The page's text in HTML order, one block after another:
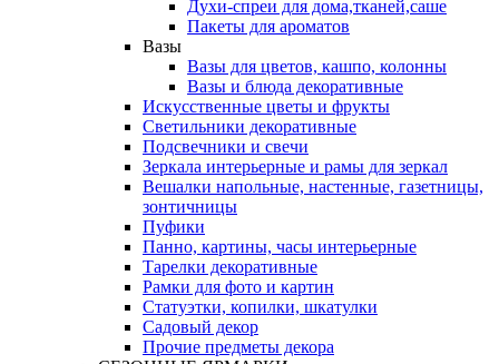
Духи-спреи для дома,тканей,саше
Пакеты для ароматов
Вазы
Вазы для цветов, кашпо, колонны
Вазы и блюда декоративные
Искусственные цветы и фрукты
Светильники декоративные
Подсвечники и свечи
Зеркала интерьерные и рамы для зеркал
Вешалки напольные, настенные, газетницы,
зонтичницы
Пуфики
Панно, картины, часы интерьерные
Тарелки декоративные
Рамки для фото и картин
Статуэтки, копилки, шкатулки
Садовый декор
Прочие предметы декора